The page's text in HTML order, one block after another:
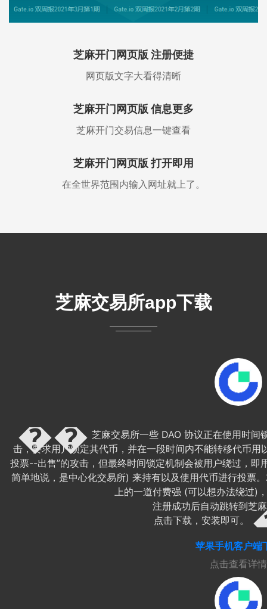
芝麻开门网页版 注册便捷
网页版文字大看得清晰
芝麻开门网页版 信息更多
芝麻开门交易信息一键查看
芝麻开门网页版 打开即用
在全世界范围内输入网址就上了。
芝麻交易所app下载
芝麻交易所一些 DAO 协议正在使用时
击，要求用户锁定其代币，并在一段时间内不能转移代币
投票--出售”的攻击，但最终时间锁定机制会被用户绕过，
简单地说，是中心化交易所) 来持有以及使用代币进行投票
上的一道付费强 (可以想办法绕过)
注册成功后自动跳转到芝
点击下载，安装即可。
苹果手机客户端
点击查看详情